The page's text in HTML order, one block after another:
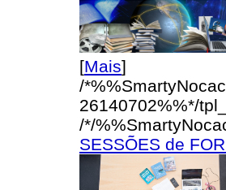
[Mais]
/
26140702%%*/
/*/
SESSÕES de